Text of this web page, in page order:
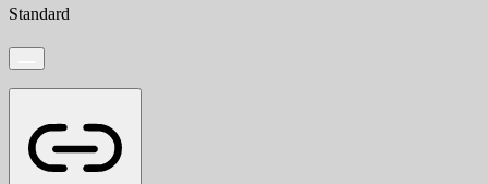
Standard